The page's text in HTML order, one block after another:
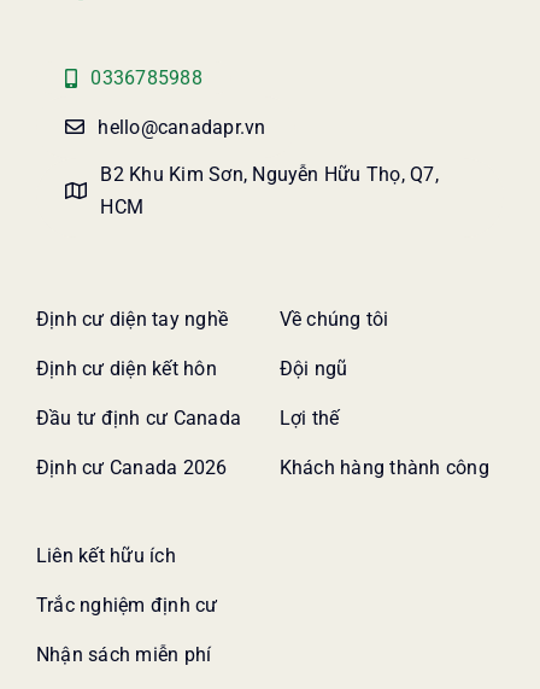
0336785988
hello@canadapr.vn
B2 Khu Kim Sơn, Nguyễn Hữu Thọ, Q7,
HCM
Định cư diện tay nghề
Định cư diện kết hôn
Đầu tư định cư Canada
Định cư Canada 2026
Về chúng tôi
Đội ngũ
Lợi thế
Khách hàng thành công
Liên kết hữu ích
Trắc nghiệm định cư
Nhận sách miễn phí